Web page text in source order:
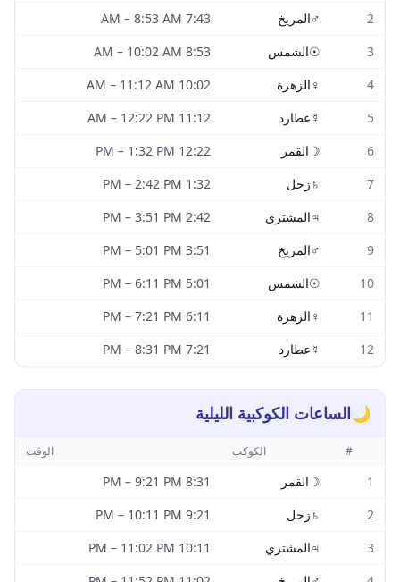
2
♂المريخ 7:43 AM
– 8:53 AM
3
☉الشمس 8:53 AM
– 10:02 AM
4
♀ الزهرة 10:02 AM
– 11:12 AM
5
☿ عطارد 11:12 AM
– 12:22 PM
6
☽ القمر 12:22 PM
– 1:32 PM
7
♄ زحل 1:32 PM
– 2:42 PM
8
♃المشتري 2:42 PM
– 3:51 PM
9
♂المريخ 3:51 PM
– 5:01 PM
10
☉الشمس 5:01 PM
– 6:11 PM
11
♀ الزهرة 6:11 PM
– 7:21 PM
12
☿ عطارد 7:21 PM
– 8:31 PM
🌙الساعات الكوكبية الليلية
# الكوكب الوقت
1
☽ القمر 8:31 PM
– 9:21 PM
2
♄ زحل 9:21 PM
– 10:11 PM
3
♃المشتري 10:11 PM
– 11:02 PM